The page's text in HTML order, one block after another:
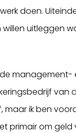
doen.
uitleggen
van
maar ik ben
primair om